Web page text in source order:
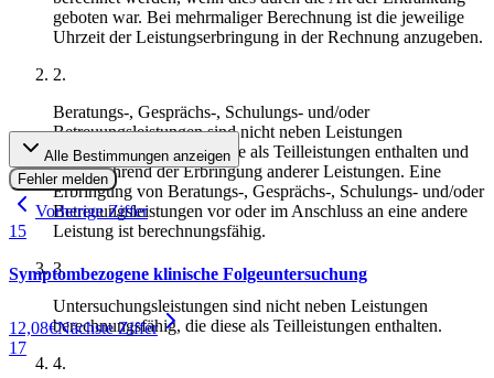
geboten war. Bei mehrmaliger Berechnung ist die jeweilige
Uhrzeit der Leistungserbringung in der Rechnung anzugeben.
2.
Beratungs-, Gesprächs-, Schulungs- und/oder
Betreuungsleistungen sind nicht neben Leistungen
berechnungsfähig, die diese als Teilleistungen enthalten und
nicht während der Erbringung anderer Leistungen. Eine
Erbringung von Beratungs-, Gesprächs-, Schulungs- und/oder
Betreuungsleistungen vor oder im Anschluss an eine andere
Leistung ist berechnungsfähig.
3.
Untersuchungsleistungen sind nicht neben Leistungen
berechnungsfähig, die diese als Teilleistungen enthalten.
4.
Alle Bestimmungen anzeigen
Fehler melden
Vorherige Ziffer
15
Symptombezogene klinische Folgeuntersuchung
12,08€Nächste Ziffer
17